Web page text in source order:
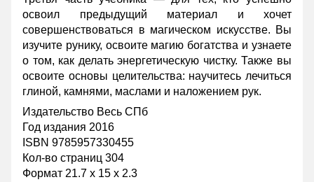
освоил предыдущий материал и хочет
совершенствоваться в магическом искусстве. Вы
изучите рунику, освоите магию богатства и узнаете
о том, как делать энергетическую чистку. Также вы
освоите основы целительства: научитесь лечиться
глиной, камнями, маслами и наложением рук.
Издательство Весь СПб
Год издания 2016
ISBN 9785957330455
Кол-во страниц 304
Формат 21.7 x 15 x 2.3